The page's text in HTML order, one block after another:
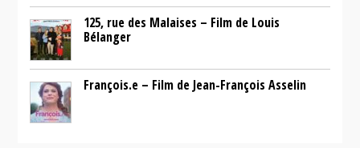
125, rue des Malaises – Film de Louis
Bélanger
François.e – Film de Jean-François Asselin